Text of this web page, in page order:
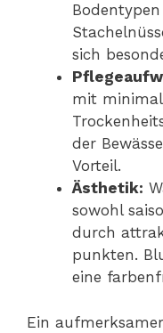
sich
mit
der
Vorteil.
Ästhetik:
sowohl
durch
punkten.
eine
Ein